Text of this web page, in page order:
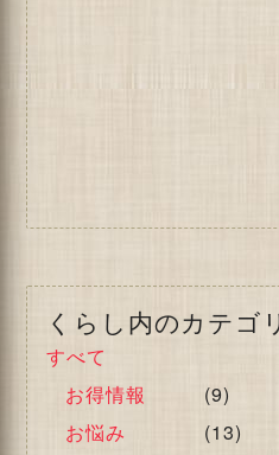
くらし内のカテゴ
すべて
お得情報
(9)
お悩み
(13)